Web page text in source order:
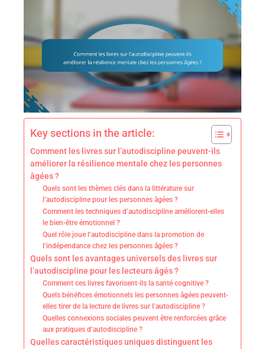
Key sections in the article:
Comment les livres sur l’autodiscipline peuvent-ils
améliorer la résilience mentale chez les personnes
âgées ?
Quels sont les thèmes clés dans la littérature sur
l’autodiscipline pour les personnes âgées ?
Comment les techniques d’autodiscipline améliorent-elles
le bien-être émotionnel ?
Quel rôle joue l’autodiscipline dans la promotion de
l’indépendance chez les personnes âgées ?
Quels sont les avantages universels des livres sur
l’autodiscipline pour les lecteurs âgés ?
Comment ces livres favorisent-ils la santé cognitive ?
Quels bénéfices émotionnels les personnes âgées peuvent-
elles tirer de la lecture de livres sur l’autodiscipline ?
Quelles connexions sociales peuvent être renforcées grâce
aux pratiques d’autodiscipline ?
Quelles caractéristiques uniques distinguent les